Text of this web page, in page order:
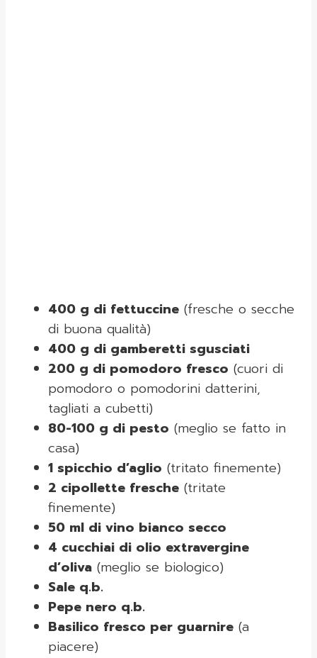
400 g di fettuccine (fresche o secche
di buona qualità)
400 g di gamberetti sgusciati
200 g di pomodoro fresco (cuori di
pomodoro o pomodorini datterini,
tagliati a cubetti)
80-100 g di pesto (meglio se fatto in
casa)
1 spicchio d’aglio (tritato finemente)
2 cipollette fresche (tritate
finemente)
50 ml di vino bianco secco
4 cucchiai di olio extravergine
d’oliva (meglio se biologico)
Sale q.b.
Pepe nero q.b.
Basilico fresco per guarnire (a
piacere)